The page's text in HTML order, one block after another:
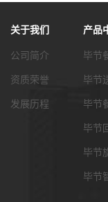
关于我们
公司简介
资质荣誉
发展历程
产品